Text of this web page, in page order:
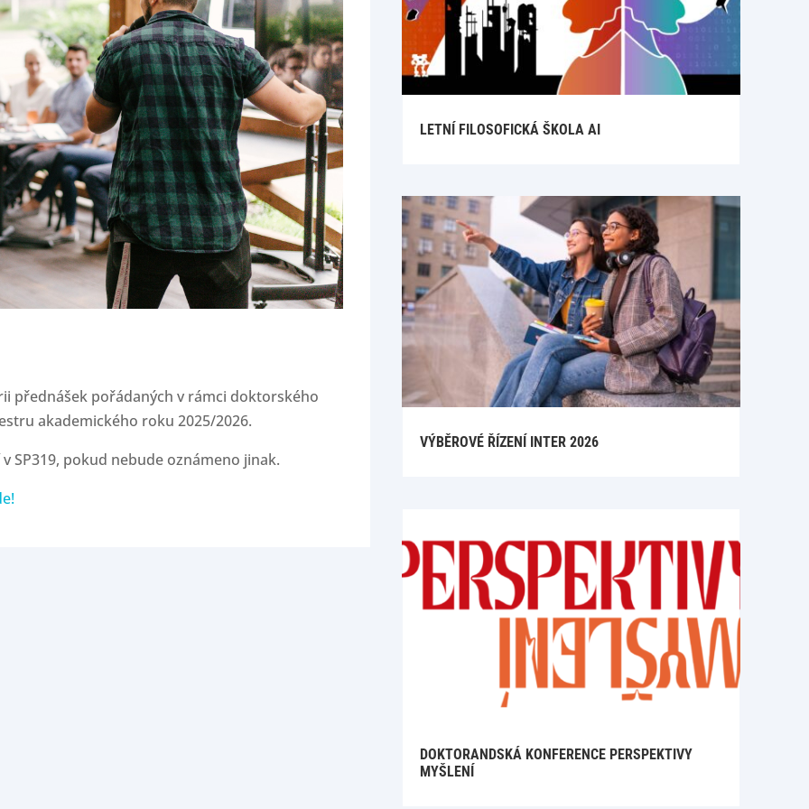
přednášek pořádaných v rámci doktorského
akademického roku 2025/2026.
SP319, pokud nebude oznámeno jinak.
LETNÍ FILOSOFICKÁ ŠKOLA AI
VÝBĚROVÉ ŘÍZENÍ INTER 2026
DOKTORANDSKÁ KONFERENCE PERSPEKTIVY
MYŠLENÍ